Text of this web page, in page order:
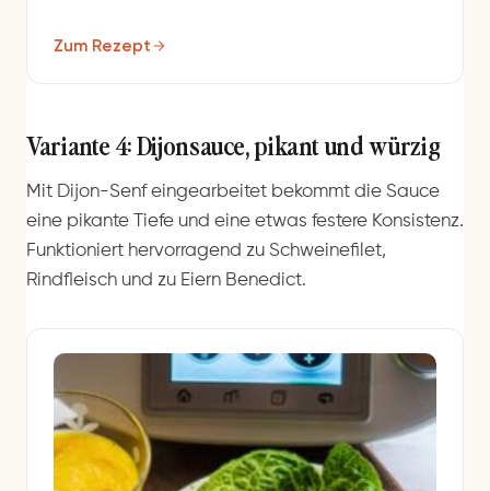
Zum Rezept
Variante 4: Dijonsauce, pikant und würzig
Mit Dijon-Senf eingearbeitet bekommt die Sauce
eine pikante Tiefe und eine etwas festere Konsistenz.
Funktioniert hervorragend zu Schweinefilet,
Rindfleisch und zu Eiern Benedict.